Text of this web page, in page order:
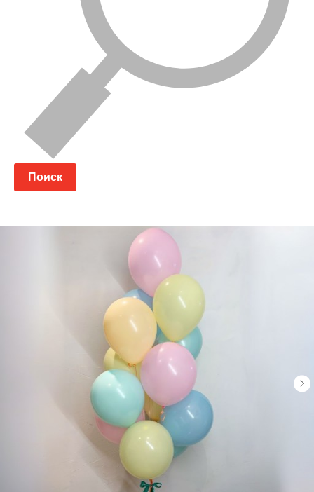
Поиск